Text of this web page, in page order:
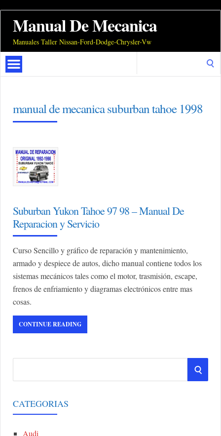
Manual De Mecanica
Manuales Taller Nissan-Ford-Dodge-Chrysler-Vw
manual de mecanica suburban tahoe 1998
Suburban Yukon Tahoe 97 98 – Manual De
Reparacion y Servicio
Curso Sencillo y gráfico de reparación y mantenimiento,
armado y despiece de autos, dicho manual contiene todos los
sistemas mecánicos tales como el motor, trasmisión, escape,
frenos de enfriamiento y diagramas electrónicos entre mas
cosas.
CONTINUE READING
r
c
S
CATEGORIAS
Audi